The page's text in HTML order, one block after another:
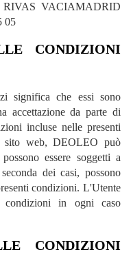
RIVAS VACIAMADRID
05
CONDIZIONI
significa che essi sono
accettazione da parte di
incluse nelle presenti
sito web, DEOLEO può
essere soggetti a
dei casi, possono
condizioni. L'Utente
condizioni in ogni caso
CONDIZIONI